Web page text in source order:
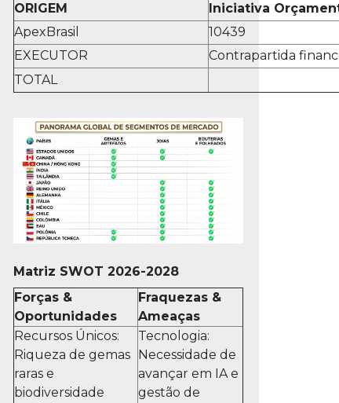
ORIGEM
Iniciativa
ApexBrasil
10439
EXECUTOR
Contrapartida
TOTAL
Matriz SWOT 2026-2028
Forças &
Oportunidades
Fraquezas &
Ameaças
Recursos Únicos:
Riqueza de gemas
raras e
biodiversidade
Tecnologia:
Necessidade de
avançar em IA e
gestão de